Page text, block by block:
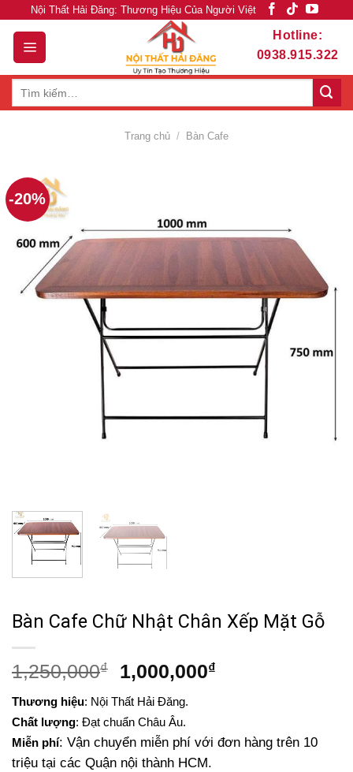
content
Nội Thất Hải Đăng: Thương Hiệu Của Người Việt
Hotline:
0938.915.322
Trang chủ / Bàn Cafe
-20%
Bàn Cafe Chữ Nhật Chân Xếp Mặt Gỗ
1,250,000₫
Giá
là:
1,250,000₫.
1,000,000₫Giá
1,000,000₫.
Thương hiệu: Nội Thất Hải Đăng.
Chất lượng: Đạt chuẩn Châu Âu.
Miễn phí: Vận chuyển miễn phí với đơn hàng trên 10
triệu tại các Quận nội thành HCM.